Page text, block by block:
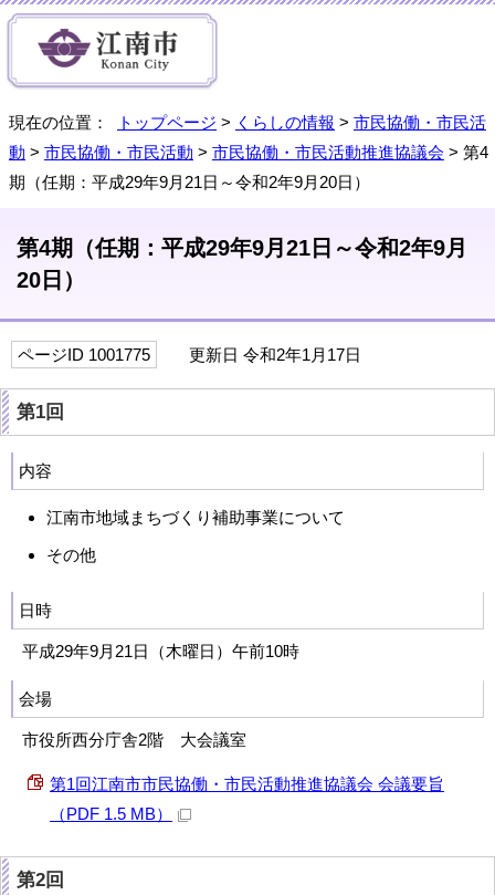
現在の位置： トップページ > くらしの情報 > 市民協働・市民活
動 > 市民協働・市民活動 > 市民協働・市民活動推進協議会 > 第4
期（任期：平成29年9月21日～令和2年9月20日）
第4期（任期：平成29年9月21日～令和2年9月
20日）
ページID 1001775 更新日 令和2年1月17日
第1回
内容
江南市地域まちづくり補助事業について
その他
日時
平成29年9月21日（木曜日）午前10時
会場
市役所西分庁舎2階 大会議室
第1回江南市市民協働・市民活動推進協議会 会議要旨
（PDF 1.5 MB）
第2回